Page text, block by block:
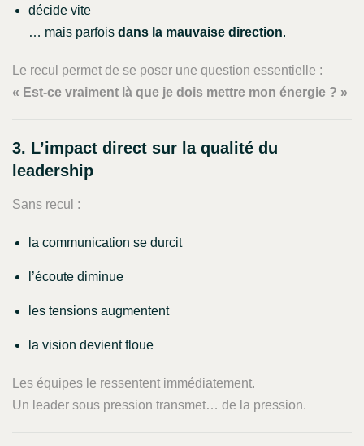
décide vite
… mais parfois dans la mauvaise direction.
Le recul permet de se poser une question essentielle :
« Est-ce vraiment là que je dois mettre mon énergie ? »
3. L’impact direct sur la qualité du
leadership
Sans recul :
la communication se durcit
l’écoute diminue
les tensions augmentent
la vision devient floue
Les équipes le ressentent immédiatement.
Un leader sous pression transmet… de la pression.